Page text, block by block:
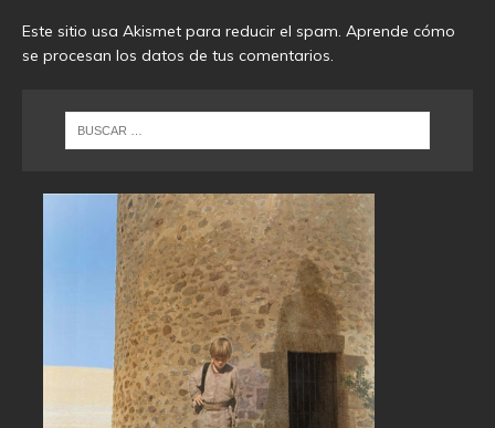
Este sitio usa Akismet para reducir el spam. Aprende cómo
se procesan los datos de tus comentarios